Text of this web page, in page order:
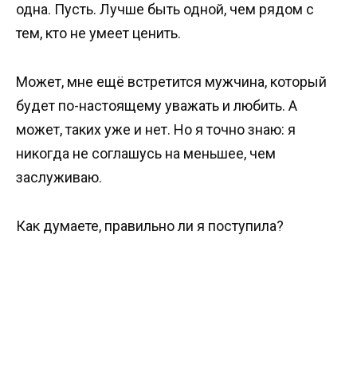
одна. Пусть. Лучше быть одной, чем рядом с
тем, кто не умеет ценить.
Может, мне ещё встретится мужчина, который
будет по-настоящему уважать и любить. А
может, таких уже и нет. Но я точно знаю: я
никогда не соглашусь на меньшее, чем
заслуживаю.
Как думаете, правильно ли я поступила?